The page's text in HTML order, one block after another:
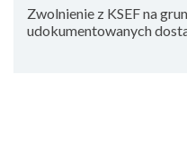
Zwolnienie z KSEF na
udokumentowanych